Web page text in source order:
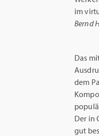
im
Bernd
Das
dem
Der in
gut